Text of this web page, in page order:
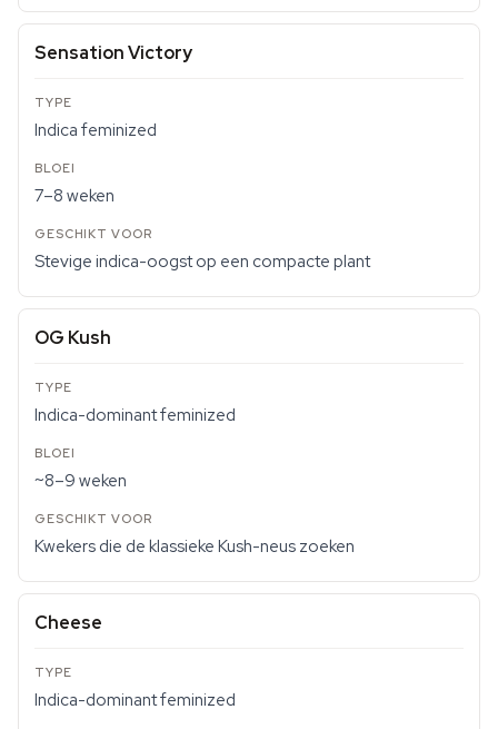
Sensation Victory
Indica feminized
7–8 weken
Stevige indica-oogst op een compacte plant
OG Kush
Indica-dominant feminized
~8–9 weken
Kwekers die de klassieke Kush-neus zoeken
Cheese
Indica-dominant feminized